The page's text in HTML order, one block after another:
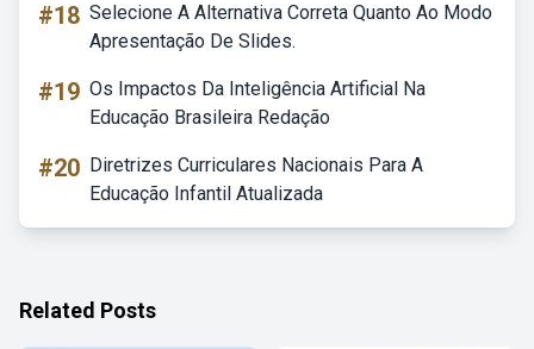
#18 Selecione A Alternativa Correta Quanto Ao Modo
Apresentação De Slides.
#19 Os Impactos Da Inteligência Artificial Na
Educação Brasileira Redação
#20 Diretrizes Curriculares Nacionais Para A
Educação Infantil Atualizada
Related Posts